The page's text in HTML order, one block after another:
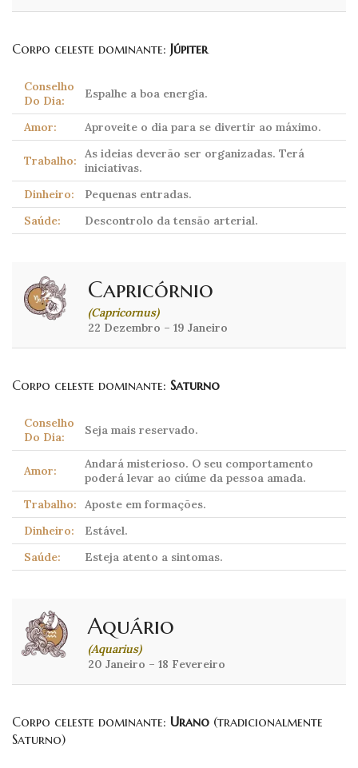
Corpo celeste dominante: Júpiter
Conselho
Do Dia:
Espalhe a boa energia.
Amor: Aproveite o dia para se divertir ao máximo.
Trabalho:
As ideias deverão ser organizadas. Terá
iniciativas.
Dinheiro:
Pequenas entradas.
Saúde:
Descontrolo da tensão arterial.
Capricórnio
(Capricornus)
22 Dezembro – 19 Janeiro
Corpo celeste dominante: Saturno
Conselho
Do Dia:
Seja mais reservado.
Amor:
Andará misterioso. O seu comportamento
poderá levar ao ciúme da pessoa amada.
Trabalho:
Aposte em formações.
Dinheiro:
Estável.
Saúde:
Esteja atento a sintomas.
Aquário
(Aquarius)
20 Janeiro – 18 Fevereiro
Corpo celeste dominante: Urano (tradicionalmente
Saturno)